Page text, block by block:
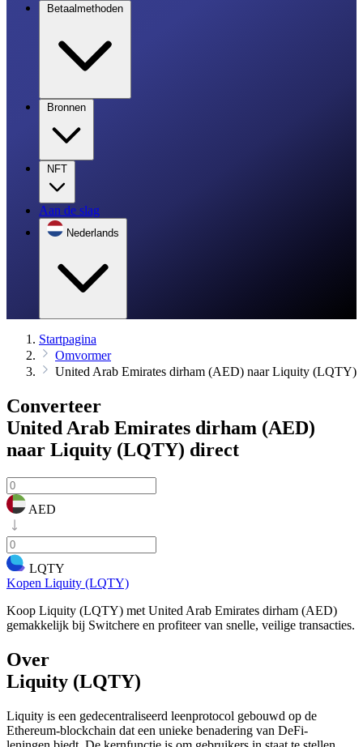
Betaalmethoden
Bronnen
NFT
Aan de slag
Nederlands
Startpagina
Omvormer
United Arab Emirates dirham (AED) naar Liquity (LQTY)
Converteer
United Arab Emirates dirham (AED)
naar Liquity (LQTY) direct
AED
LQTY
Kopen Liquity (LQTY)
Koop Liquity (LQTY) met United Arab Emirates dirham (AED)
gemakkelijk bij Switchere en profiteer van snelle, veilige transacties.
Over
Liquity (LQTY)
Liquity is een gedecentraliseerd leenprotocol gebouwd op de
Ethereum-blockchain dat een unieke benadering van DeFi-